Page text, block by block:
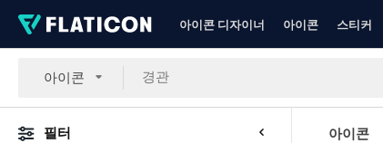
아이콘 디자이너 아이콘 스티커
아이콘
필터 아이콘